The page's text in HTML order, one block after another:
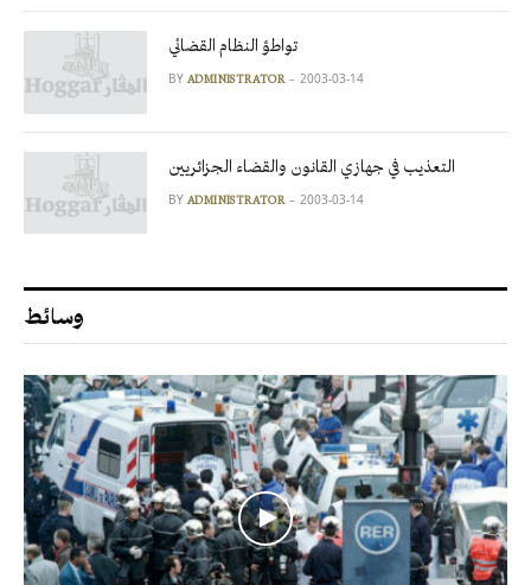
تواطؤ النظام القضائي
BY ADMINISTRATOR 2003-03-14
التعذيب في جهازي القانون والقضاء الجزائريين
BY ADMINISTRATOR 2003-03-14
وسائط